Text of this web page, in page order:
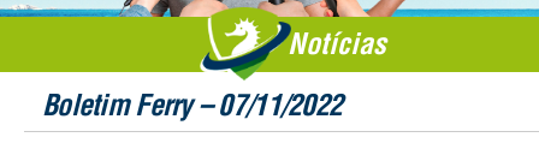
Notícias
Boletim Ferry – 07/11/2022